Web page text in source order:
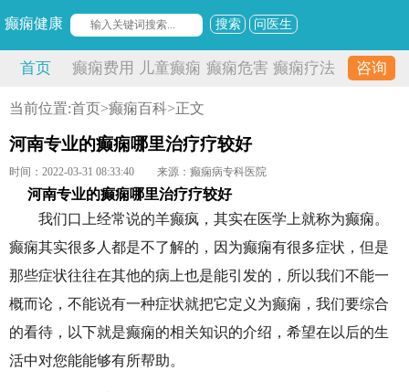
癫痫健康 搜索 问医生
首页 癫痫费用 儿童癫痫 癫痫危害 癫痫疗法 咨询
当前位置:首页>癫痫百科>正文
河南专业的癫痫哪里治疗疗较好
时间：2022-03-31 08:33:40 来源：癫痫病专科医院
河南专业的癫痫哪里治疗疗较好
我们口上经常说的羊癫疯，其实在医学上就称为癫痫。
癫痫其实很多人都是不了解的，因为癫痫有很多症状，但是
那些症状往往在其他的病上也是能引发的，所以我们不能一
概而论，不能说有一种症状就把它定义为癫痫，我们要综合
的看待，以下就是癫痫的相关知识的介绍，希望在以后的生
活中对您能能够有所帮助。